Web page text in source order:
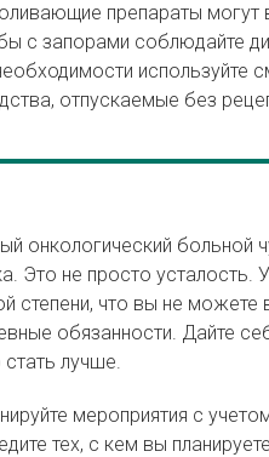
препараты могут
с запорами соблюдайте
используйте
отпускаемые без
онкологический больной
Это не просто усталость.
степени, что вы не можете
обязанности. Дайте
лучше.
мероприятия с
тех, с кем вы